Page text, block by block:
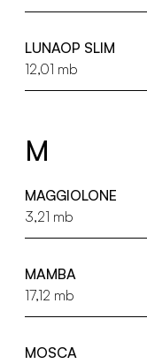
LUNAOP SLIM
12,01 mb
M
MAGGIOLONE
3,21 mb
MAMBA
17,12 mb
MOSCA